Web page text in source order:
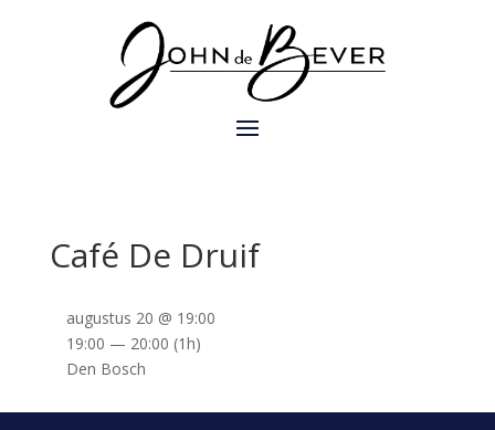
Café De Druif
augustus 20 @ 19:00
19:00 — 20:00 (1h)
Den Bosch